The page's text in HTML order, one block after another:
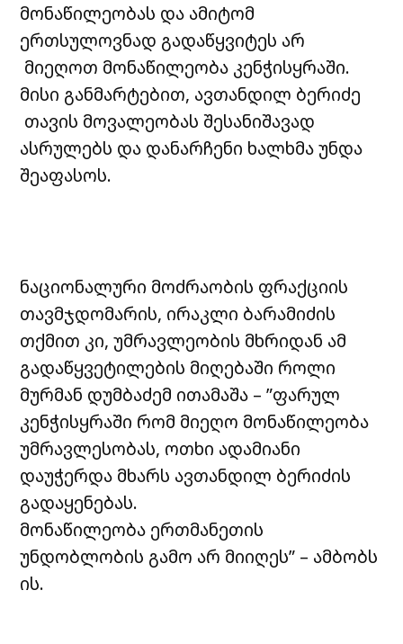
მონაწილეობას და ამიტომ
ერთსულოვნად გადაწყვიტეს არ
მიეღოთ მონაწილეობა კენჭისყრაში.
მისი განმარტებით, ავთანდილ ბერიძე
თავის მოვალეობას შესანიშავად
ასრულებს და დანარჩენი ხალხმა უნდა
შეაფასოს.
ნაციონალური მოძრაობის ფრაქციის
თავმჯდომარის, ირაკლი ბარამიძის
თქმით კი, უმრავლეობის მხრიდან ამ
გადაწყვეტილების მიღებაში როლი
მურმან დუმბაძემ ითამაშა – ”ფარულ
კენჭისყრაში რომ მიეღო მონაწილეობა
უმრავლესობას, ოთხი ადამიანი
დაუჭერდა მხარს ავთანდილ ბერიძის
გადაყენებას.
მონაწილეობა ერთმანეთის
უნდობლობის გამო არ მიიღეს” – ამბობს
ის.